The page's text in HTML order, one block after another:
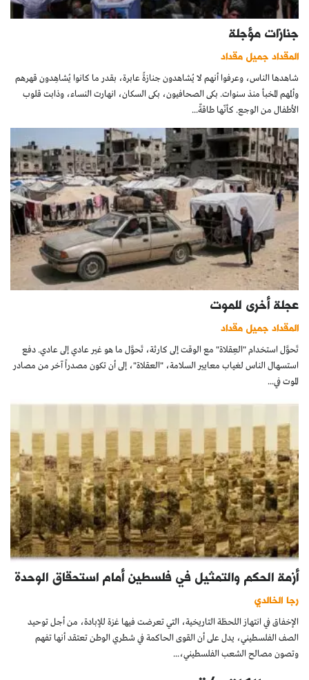
جنازات مؤجلة
المقداد جميل مقداد
شاهدها الناس، وعرفوا أنهم لا يُشاهدون جنازةً عابرة، بقدر ما كانوا يُشاهِدون قهرهم
وألمهم المخبأ منذ سنوات. بكى الصحافيون، بكى السكان، انهارت النساء، وذابت قلوب
الأطفال من الوجع. كأنّها طاقةٌ...
عجلة أخرى للموت
المقداد جميل مقداد
تَحوَّل استخدام "العِقلاة" مع الوقت إلى كارثة، تَحوَّل ما هو غير عادي إلى عادي. دفع
استسهال الناس لغياب معايير السلامة، "العقلاة"، إلى أن تكون مصدراً آخر من مصادر
الموت في...
أزمة الحكم والتمثيل في فلسطين أمام استحقاق الوحدة
رجا الخالدي
الإخفاق في انتهاز اللحظة التاريخية، التي تعرضت فيها غزة للإبادة، من أجل توحيد
الصف الفلسطيني، يدل على أن القوى الحاكمة في شطري الوطن تعتقد أنها تفهم
وتصون مصالح الشعب الفلسطيني،...